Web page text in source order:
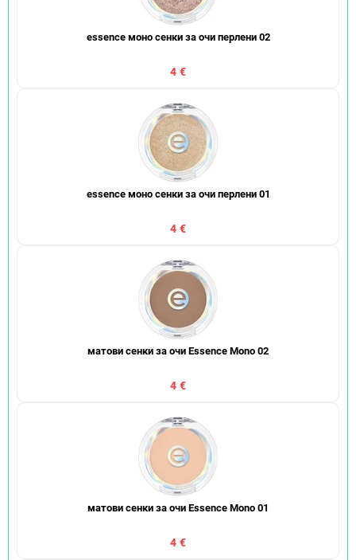
essence моно сенки за очи перлени 02
4 €
essence моно сенки за очи перлени 01
4 €
матови сенки за очи Essence Mono 02
4 €
матови сенки за очи Essence Mono 01
4 €